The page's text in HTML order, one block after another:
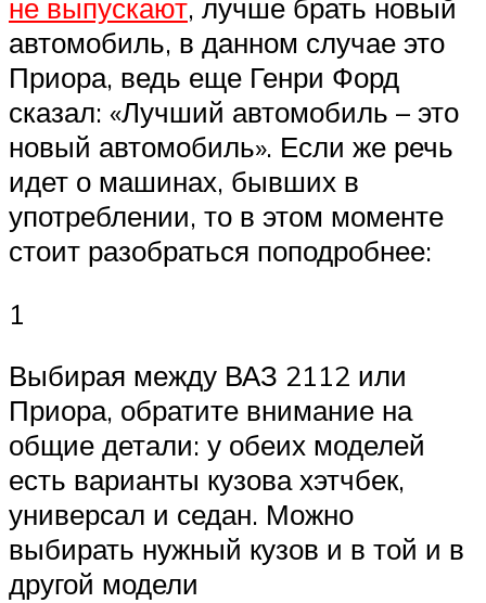
не выпускают, лучше брать новый
автомобиль, в данном случае это
Приора, ведь еще Генри Форд
сказал: «Лучший автомобиль – это
новый автомобиль». Если же речь
идет о машинах, бывших в
употреблении, то в этом моменте
стоит разобраться поподробнее:
1
Выбирая между ВАЗ 2112 или
Приора, обратите внимание на
общие детали: у обеих моделей
есть варианты кузова хэтчбек,
универсал и седан. Можно
выбирать нужный кузов и в той и в
другой модели